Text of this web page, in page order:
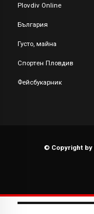
Plovdiv Online
България
Густо, майна
Спортен Пловдив
Фейсбукарник
© Copyright by